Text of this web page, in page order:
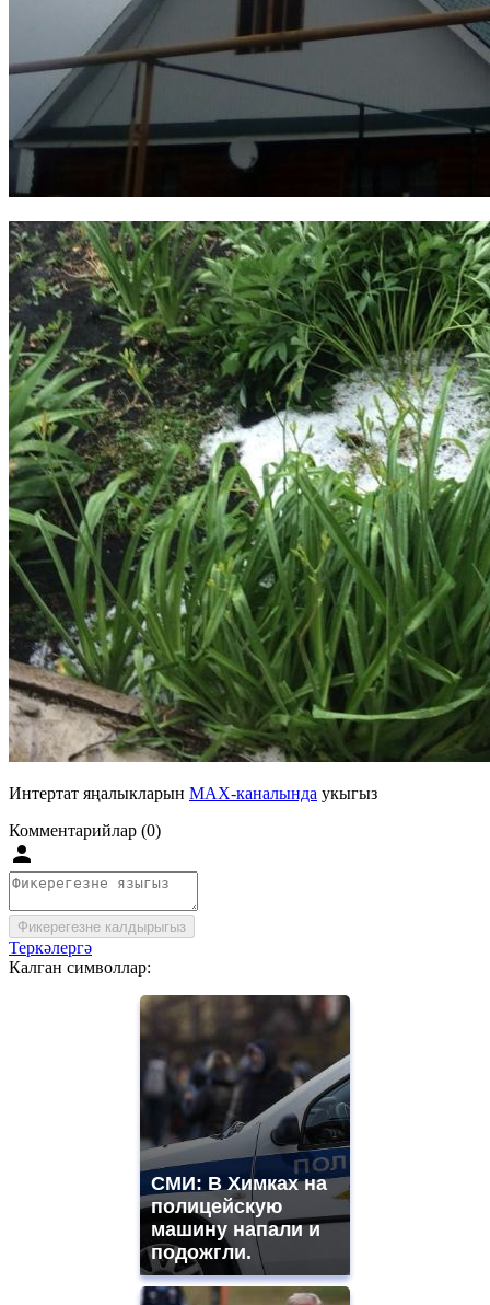
Интертат яңалыкларын MAX-каналында укыгыз
Комментарийлар (0)
Фикерегезне калдырыгыз
Теркәлергә
Калган символлар:
СМИ: В Химках на
полицейскую
машину напали и
подожгли.